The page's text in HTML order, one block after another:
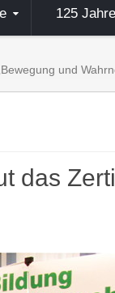
125 Jahre
und
das